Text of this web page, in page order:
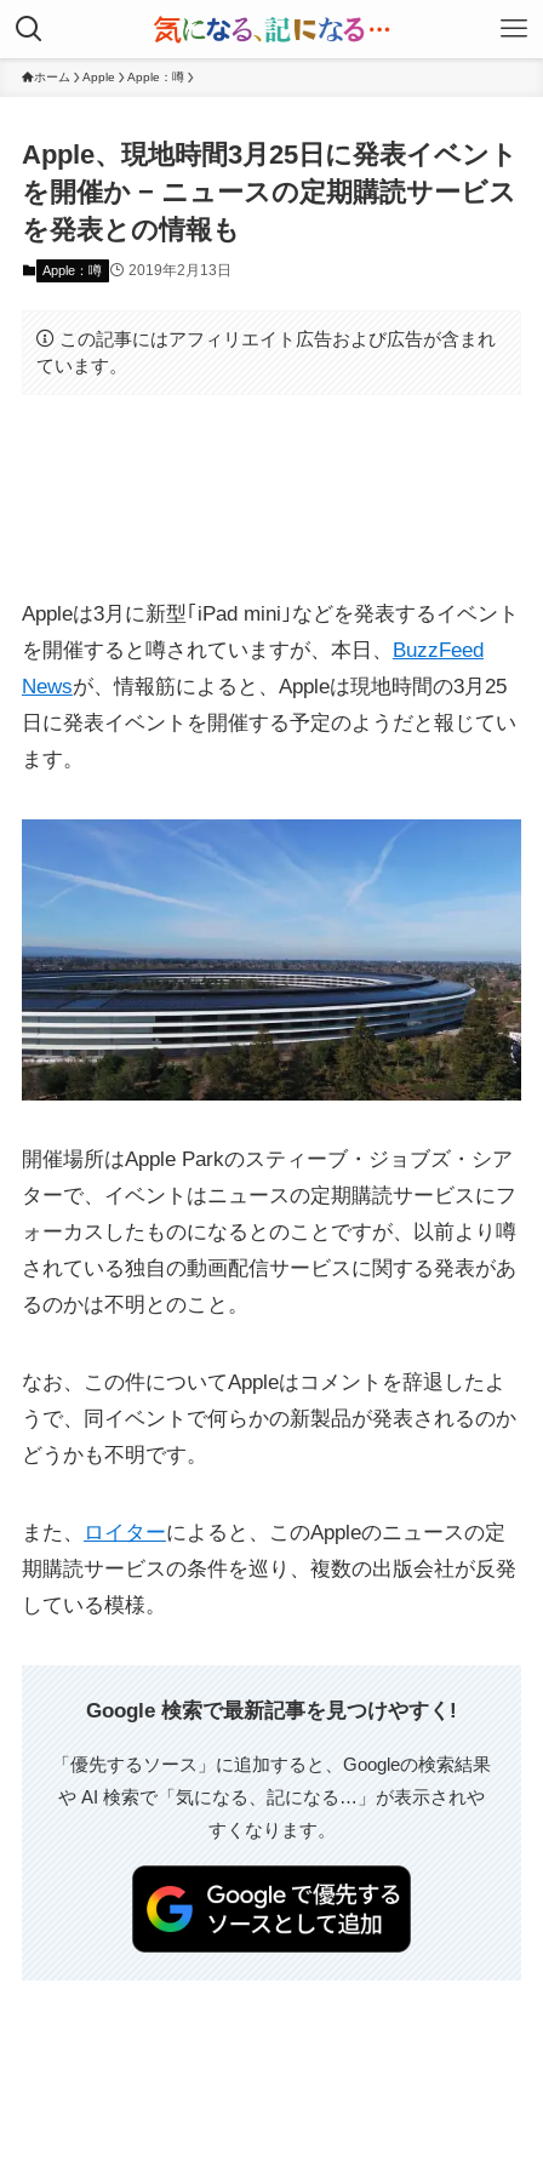
ホーム Apple Apple：噂
Apple、現地時間3月25日に発表イベント
を開催か − ニュースの定期購読サービス
を発表との情報も
Apple：噂 2019年2月13日
この記事にはアフィリエイト広告および広告が含まれ
ています。
Appleは3月に新型｢iPad mini｣などを発表するイベント
を開催すると噂されていますが、本日、
BuzzFeed
Newsが、情報筋によると、Appleは現地時間の3月25
日に発表イベントを開催する予定のようだと報じてい
ます。
開催場所はApple Parkのスティーブ・ジョブズ・シア
ターで、イベントはニュースの定期購読サービスにフ
ォーカスしたものになるとのことですが、以前より噂
されている独自の動画配信サービスに関する発表があ
るのかは不明とのこと。
なお、この件についてAppleはコメントを辞退したよ
うで、同イベントで何らかの新製品が発表されるのか
どうかも不明です。
また、 ロイターによると、このAppleのニュースの定
期購読サービスの条件を巡り、複数の出版会社が反発
している模様。
Google 検索で最新記事を見つけやすく!
「優先するソース」に追加すると、Googleの検索結果
や AI 検索で「気になる、記になる…」が表示されや
すくなります。